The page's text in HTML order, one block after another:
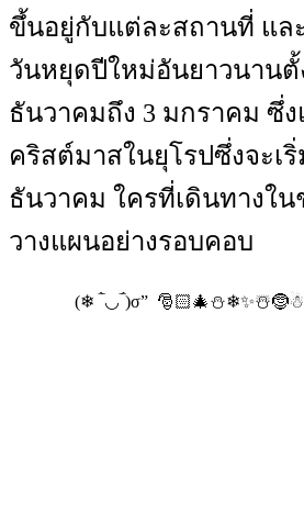
ขึ้นอยู่กับแต่ละสถานที่ แล
วันหยุดปีใหม่อันยาวนานตั้
ธันวาคมถึง 3 มกราคม ซึ่
คริสต์มาสในยุโรปซึ่งจะเ
ธันวาคม ใครที่เดินทางใน
วางแผนอย่างรอบคอบ
(❄ ‾̀◡‾́)σ”